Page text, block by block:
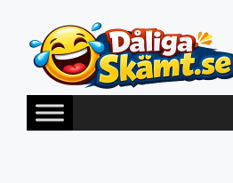
innehåll